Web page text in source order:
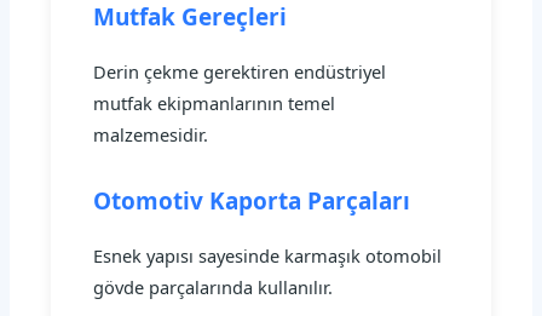
Mutfak Gereçleri
Derin çekme gerektiren endüstriyel
mutfak ekipmanlarının temel
malzemesidir.
Otomotiv Kaporta Parçaları
Esnek yapısı sayesinde karmaşık otomobil
gövde parçalarında kullanılır.